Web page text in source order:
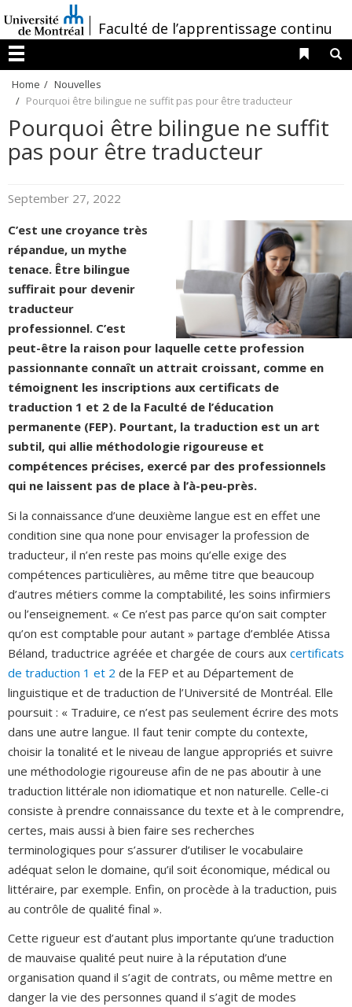
au
contenu
/Faculté de l’apprentissage continu
Menu
Liens
Home
Nouvelles
Pourquoi être bilingue ne suffit pas pour être traducteur
Pourquoi être bilingue ne suffit
pas pour être traducteur
September 27, 2022
C’est une croyance très
répandue, un mythe
tenace. Être bilingue
suffirait pour devenir
traducteur
professionnel. C’est
peut-être la raison pour laquelle cette profession
passionnante connaît un attrait croissant, comme en
témoignent les inscriptions aux certificats de
traduction 1 et 2 de la Faculté de l’éducation
permanente (FEP). Pourtant, la traduction est un art
subtil, qui allie méthodologie rigoureuse et
compétences précises, exercé par des professionnels
qui ne laissent pas de place à l’à-peu-près.
Si la connaissance d’une deuxième langue est en effet une
condition sine qua none pour envisager la profession de
traducteur, il n’en reste pas moins qu’elle exige des
compétences particulières, au même titre que beaucoup
d’autres métiers comme la comptabilité, les soins infirmiers
ou l’enseignement. « Ce n’est pas parce qu’on sait compter
qu’on est comptable pour autant » partage d’emblée Atissa
Béland, traductrice agréée et chargée de cours aux certificats
de traduction 1 et 2 de la FEP et au Département de
linguistique et de traduction de l’Université de Montréal. Elle
poursuit : « Traduire, ce n’est pas seulement écrire des mots
dans une autre langue. Il faut tenir compte du contexte,
choisir la tonalité et le niveau de langue appropriés et suivre
une méthodologie rigoureuse afin de ne pas aboutir à une
traduction littérale non idiomatique et non naturelle. Celle-ci
consiste à prendre connaissance du texte et à le comprendre,
certes, mais aussi à bien faire ses recherches
terminologiques pour s’assurer d’utiliser le vocabulaire
adéquat selon le domaine, qu’il soit économique, médical ou
littéraire, par exemple. Enfin, on procède à la traduction, puis
au contrôle de qualité final ».
Cette rigueur est d’autant plus importante qu’une traduction
de mauvaise qualité peut nuire à la réputation d’une
organisation quand il s’agit de contrats, ou même mettre en
danger la vie des personnes quand il s’agit de modes